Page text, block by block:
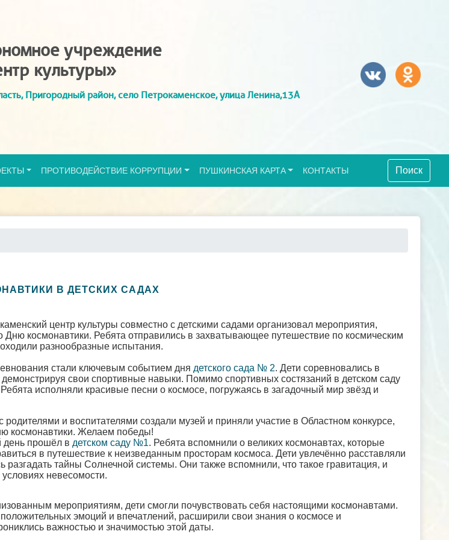
учреждение
культуры»
Пригородный район, село Петрокаменское, улица Ленина,13А
ПРОТИВОДЕЙСТВИЕ КОРРУПЦИИ ПУШКИНСКАЯ КАРТА КОНТАКТЫ Поиск
В ДЕТСКИХ САДАХ
центр культуры совместно с детскими садами организовал мероприятия,
Дню космонавтики. Ребята отправились в захватывающее путешествие по космическим
разнообразные испытания.
стали ключевым событием дня детского сада № 2. Дети соревновались в
демонстрируя свои спортивные навыки. Помимо спортивных состязаний в детском саду
исполняли красивые песни о космосе, погружаясь в загадочный мир звёзд и
родителями и воспитателями создали музей и приняли участие в Областном конкурсе,
космонавтики. Желаем победы!
день прошёл в детском саду №1. Ребята вспомнили о великих космонавтах, которые
в путешествие к неизведанным просторам космоса. Дети увлечённо расставляли
разгадать тайны Солнечной системы. Они также вспомнили, что такое гравитация, и
невесомости.
мероприятиям, дети смогли почувствовать себя настоящими космонавтами.
эмоций и впечатлений, расширили свои знания о космосе и
важностью и значимостью этой даты.